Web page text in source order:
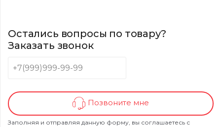
Остались вопросы по товару?
Заказать звонок
Позвоните мне
Заполняя и отправляя данную форму, вы соглашаетесь с